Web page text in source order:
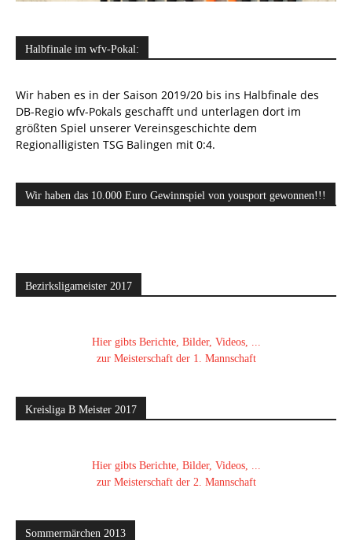
Halbfinale im wfv-Pokal:
Wir haben es in der Saison 2019/20 bis ins Halbfinale des
DB-Regio wfv-Pokals geschafft und unterlagen dort im
größten Spiel unserer Vereinsgeschichte dem
Regionalligisten TSG Balingen mit 0:4.
Wir haben das 10.000 Euro Gewinnspiel von yousport gewonnen!!!
Bezirksligameister 2017
Hier gibts Berichte, Bilder, Videos, ...
zur Meisterschaft der 1. Mannschaft
Kreisliga B Meister 2017
Hier gibts Berichte, Bilder, Videos, ...
zur Meisterschaft der 2. Mannschaft
Sommermärchen 2013